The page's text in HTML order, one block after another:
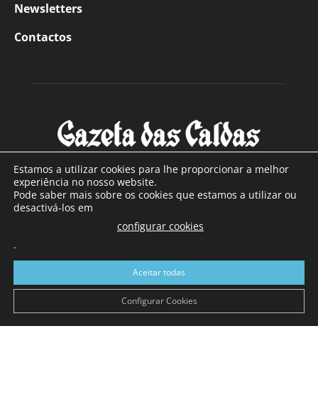
Newsletters
Contactos
SOBRE NÓS
Com sede nas Caldas da Rainha e mais de 90 anos de
a sul de distrito de Leiria, com mais de 40.000 leitores por
toda a região Oeste. Jornal com distribuição em Portugal
Continental e assinatura online.
Estamos a utilizar cookies para lhe proporcionar a melhor
experiência no nosso website.
Pode saber mais sobre os cookies que estamos a utilizar ou
desactivá-los em
configurar cookies
.
Aceitar todas
Configurar Cookies